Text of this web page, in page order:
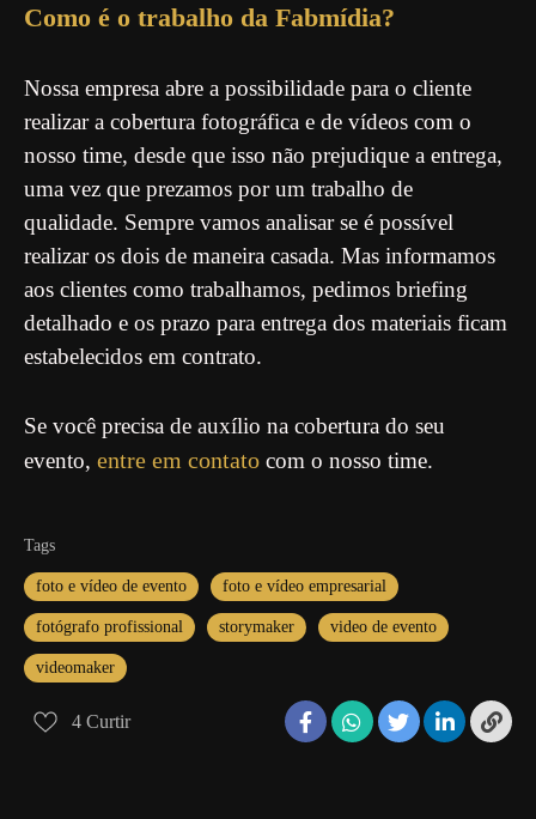
Como é o trabalho da Fabmídia?
Nossa empresa abre a possibilidade para o cliente
realizar a cobertura fotográfica e de vídeos com o
nosso time, desde que isso não prejudique a entrega,
uma vez que prezamos por um trabalho de
qualidade. Sempre vamos analisar se é possível
realizar os dois de maneira casada. Mas informamos
aos clientes como trabalhamos, pedimos briefing
detalhado e os prazo para entrega dos materiais ficam
estabelecidos em contrato.
Se você precisa de auxílio na cobertura do seu
evento, entre em contato com o nosso time.
Tags
foto e vídeo de evento foto e vídeo empresarial
fotógrafo profissional storymaker video de evento
videomaker
4 Curtir